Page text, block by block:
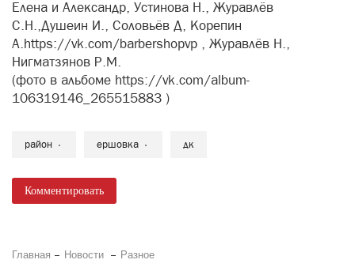
Елена и Александр, Устинова Н., Журавлёв
С.Н.,Душеин И., Соловьёв Д, Корепин
А.https://vk.com/barbershopvp , Журавлёв Н.,
Нигматзянов Р.М.
(фото в альбоме https://vk.com/album-
106319146_265515883 )
район ершовка дк
Комментировать
Главная Новости Разное